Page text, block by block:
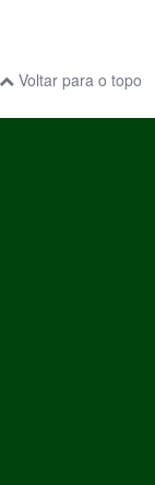
Voltar para o topo